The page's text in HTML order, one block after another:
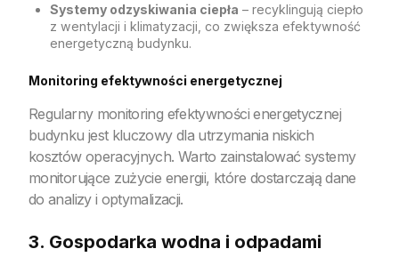
Systemy odzyskiwania ciepła – recyklingują ciepło
z wentylacji i klimatyzacji, co zwiększa efektywność
energetyczną budynku.
Monitoring efektywności energetycznej
Regularny monitoring efektywności energetycznej
budynku jest kluczowy dla utrzymania niskich
kosztów operacyjnych. Warto zainstalować systemy
monitorujące zużycie energii, które dostarczają dane
do analizy i optymalizacji.
3. Gospodarka wodna i odpadami